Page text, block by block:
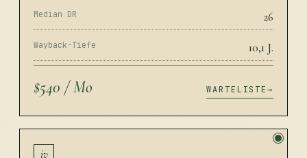
Median DR 26
Wayback-Tiefe 10,1 J.
$540 / Mo WARTELISTE
iv